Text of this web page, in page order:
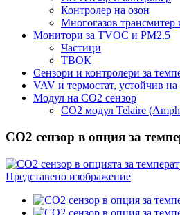
Контролер на озон
Многогазов трансмитер
Монитори за TVOC и PM2.5
Частици
ТВОК
Сензори и контролери за
VAV и термостат, устойчив на
Модул на CO2 сензор
CO2 модул Telaire
CO2 сензор в опция за